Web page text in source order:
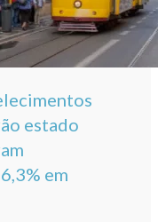
estado
em